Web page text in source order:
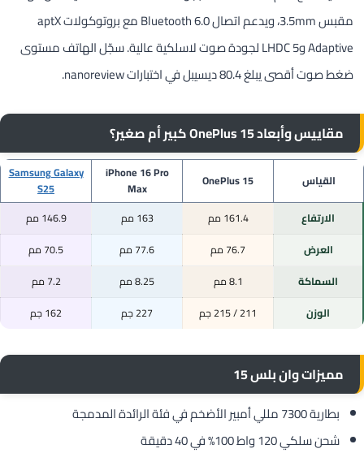
مقبس 3.5mm، ويدعم اتصال Bluetooth 6.0 مع بروتوكولات aptX
Adaptive وLHDC 5 لجودة صوت لاسلكية عالية. سجّل الهاتف مستوى
ضغط صوت أقصى يبلغ 80.4 ديسيبل في اختبارات nanoreview.
مقاييس وأبعاد OnePlus 15 كبير أم صغير؟
القياس OnePlus 15
iPhone 16 Pro
Max
Samsung Galaxy
S25
الارتفاع
161.4 مم 163 مم
146.9 مم
العرض
76.7 مم 77.6 مم
70.5 مم
السماكة
8.1 مم 8.25 مم
7.2 مم
الوزن
211 / 215 جم 227 جم 162 جم
مميزات وان بلس 15
بطارية 7300 مللي أمبير الأضخم في فئة الرائدة المدمجة
شحن سلكي 120 واط 100% في 40 دقيقة